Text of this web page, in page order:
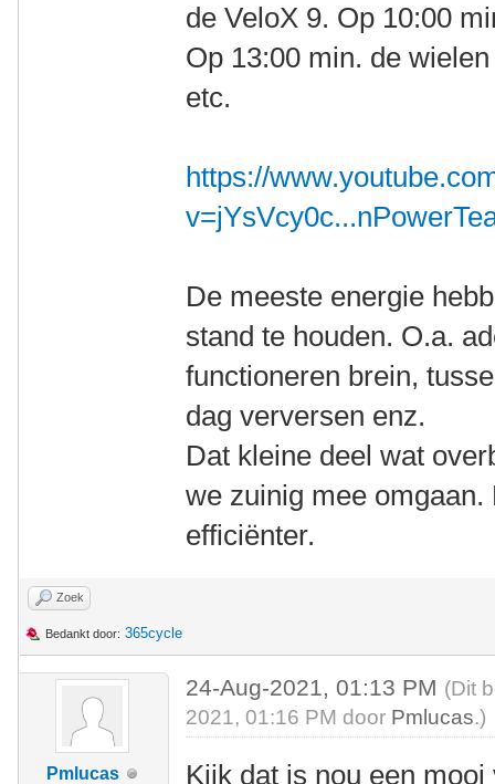
de VeloX 9. Op 10:00
Op 13:00 min. de
etc.
https://
De meeste energie
stand te houden. O.a.
functioneren brein,
dag verversen enz.
Dat kleine deel wat
we zuinig mee
efficiënter.
Zoek
Bedankt door: 365cycle
Pmlucas
24-Aug-2021, 01:13 PM (Dit
2021, 01:16 PM door Pmlucas.)
Kijk dat is nou een